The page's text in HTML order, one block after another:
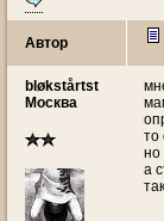
Автор
bløkstårtst
Москва
то
но
а